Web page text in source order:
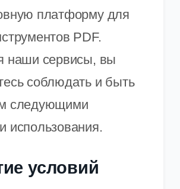
платформу для
PDF.
наши сервисы, вы
соблюдать и быть
следующими
использования.
условий